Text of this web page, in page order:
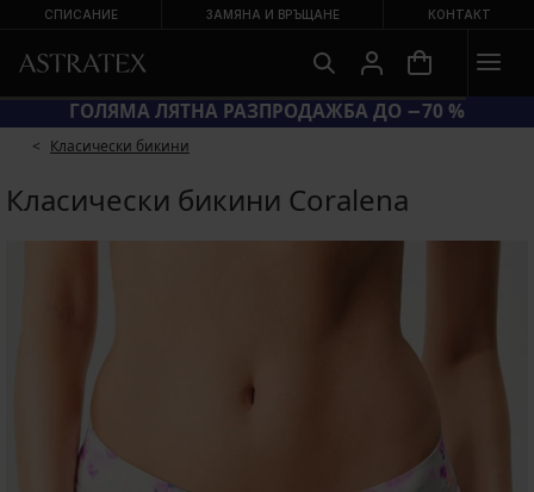
СПИСАНИЕ ЗАМЯНА И ВРЪЩАНЕ КОНТАКТ
ГОЛЯМА ЛЯТНА РАЗПРОДАЖБА ДО −70 %
Класически бикини
Класически бикини Coralena